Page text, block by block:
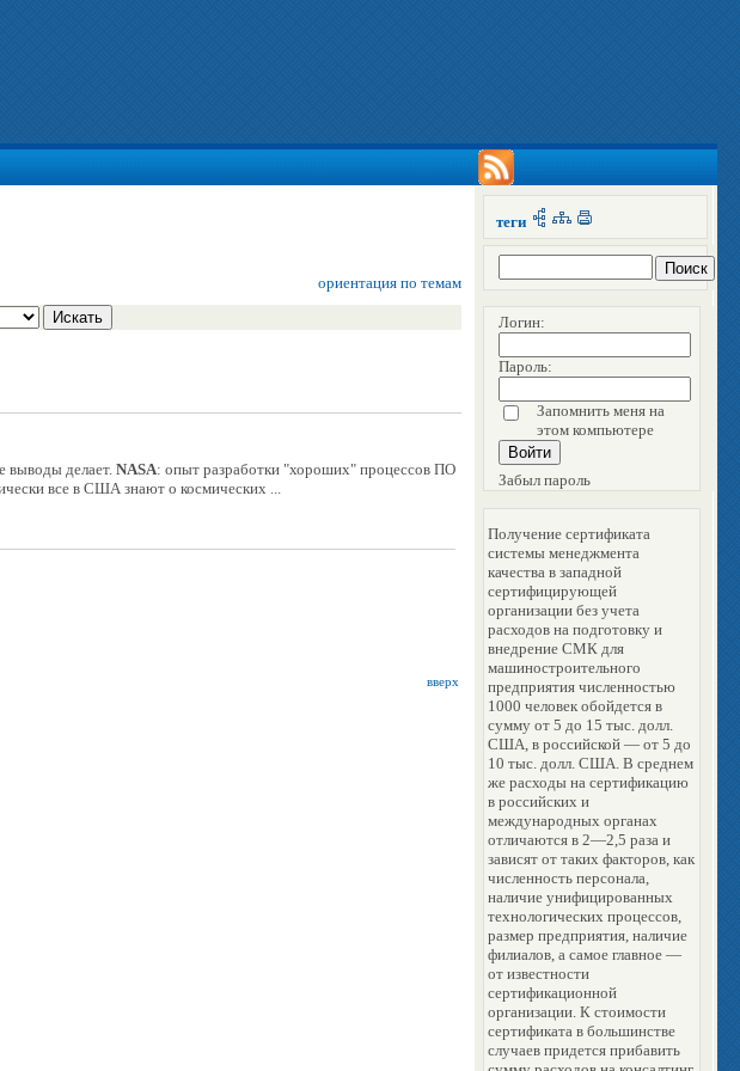
ориентация по темам
выводы делает.NASA: опыт разработки "хороших" процессов ПО
все в США знают о космических ...
вверх
теги
Логин:
Пароль:
Запомнить меня на
этом компьютере
Забыл пароль
Получение сертификата
системы менеджмента
качества в западной
сертифицирующей
организации без учета
расходов на подготовку и
внедрение СМК для
машиностроительного
предприятия численностью
1000 человек обойдется в
сумму от 5 до 15 тыс. долл.
США, в российской — от 5 до
10 тыс. долл. США. В среднем
же расходы на сертификацию
в российских и
международных органах
отличаются в 2—2,5 раза и
зависят от таких факторов, как
численность персонала,
наличие унифицированных
технологических процессов,
размер предприятия, наличие
филиалов, а самое главное —
от известности
сертификационной
организации. К стоимости
сертификата в большинстве
случаев придется прибавить